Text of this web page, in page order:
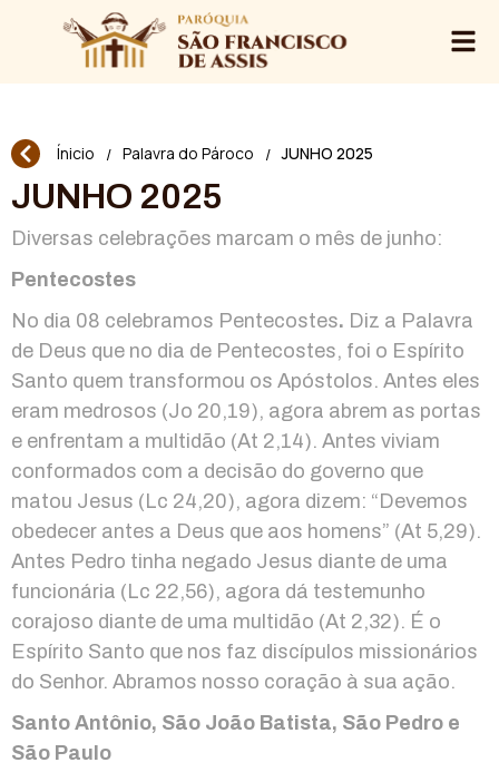
Ínicio / Palavra do Pároco / JUNHO 2025
JUNHO 2025
Diversas celebrações marcam o mês de junho:
Pentecostes
No dia 08 celebramos Pentecostes. Diz a Palavra
de Deus que no dia de Pentecostes, foi o Espírito
Santo quem transformou os Apóstolos. Antes eles
eram medrosos (Jo 20,19), agora abrem as portas
e enfrentam a multidão (At 2,14). Antes viviam
conformados com a decisão do governo que
matou Jesus (Lc 24,20), agora dizem: “Devemos
obedecer antes a Deus que aos homens” (At 5,29).
Antes Pedro tinha negado Jesus diante de uma
funcionária (Lc 22,56), agora dá testemunho
corajoso diante de uma multidão (At 2,32). É o
Espírito Santo que nos faz discípulos missionários
do Senhor. Abramos nosso coração à sua ação.
Santo Antônio, São João Batista, São Pedro e
São Paulo